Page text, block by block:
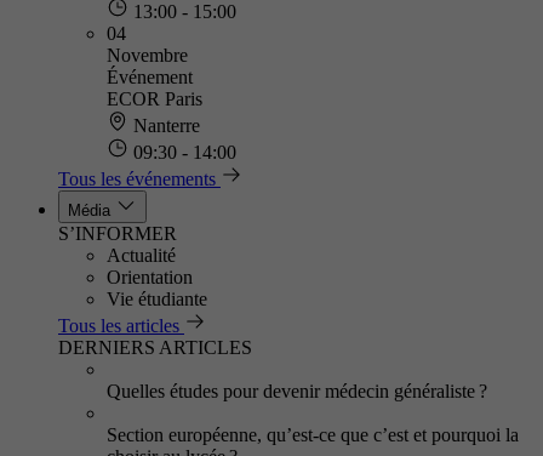
13:00 - 15:00
04
Novembre
Événement
ECOR Paris
Nanterre
09:30 - 14:00
Tous les événements
Média
S’INFORMER
Actualité
Orientation
Vie étudiante
Tous les articles
DERNIERS ARTICLES
Quelles études pour devenir médecin généraliste ?
Section européenne, qu’est-ce que c’est et pourquoi la